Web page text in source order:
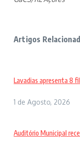
Artigos
Lavadias apresenta 8
1 de Agosto, 2026
Auditório Municipal